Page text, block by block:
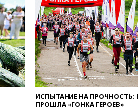
вчера, 20:53
пройдет в
вчера, 20:45
сбила еще
вчера, 20:35
погиб при
вчера, 20:30
ИСПЫТАНИЕ НА ПРОЧНОСТЬ:
ПРОШЛА «ГОНКА ГЕРОЕВ»